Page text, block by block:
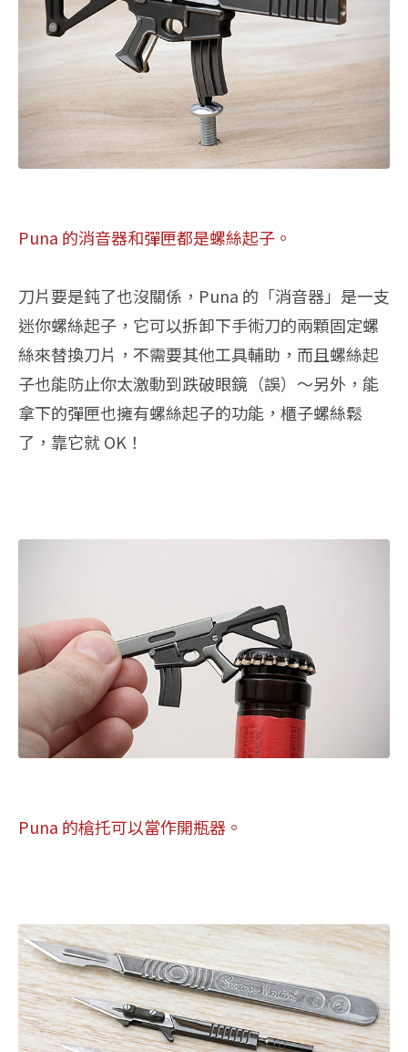
Puna 的消音器和彈匣都是螺絲起子。
刀片要是鈍了也沒關係，Puna 的「消音器」是一支
迷你螺絲起子，它可以拆卸下手術刀的兩顆固定螺
絲來替換刀片，不需要其他工具輔助，而且螺絲起
子也能防止你太激動到跌破眼鏡（誤）～另外，能
拿下的彈匣也擁有螺絲起子的功能，櫃子螺絲鬆
了，靠它就 OK！
Puna 的槍托可以當作開瓶器。